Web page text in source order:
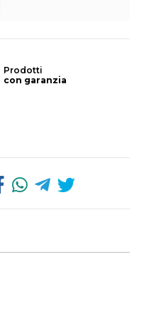
Prodotti
con garanzia